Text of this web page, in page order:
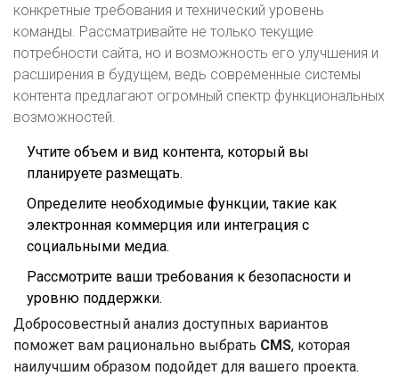
конкретные требования и технический уровень
команды. Рассматривайте не только текущие
потребности сайта, но и возможность его улучшения и
расширения в будущем, ведь современные системы
контента предлагают огромный спектр функциональных
возможностей.
Учтите объем и вид контента, который вы
планируете размещать.
Определите необходимые функции, такие как
электронная коммерция или интеграция с
социальными медиа.
Рассмотрите ваши требования к безопасности и
уровню поддержки.
Добросовестный анализ доступных вариантов
поможет вам рационально выбрать CMS, которая
наилучшим образом подойдет для вашего проекта.